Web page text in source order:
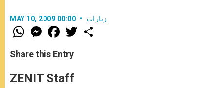
MAY 10, 2009 00:00 زيارات
W
h
t
s
p
p
M
e
s
e
g
e
F
a
e
b
o
k
w
Share this Entry
ZENIT Staff